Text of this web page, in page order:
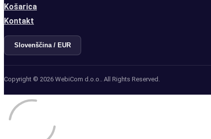
Košarica
Kontakt
Slovenščina / EUR
Copyright © 2026 WebiCom d.o.o.. All Rights Reserved.